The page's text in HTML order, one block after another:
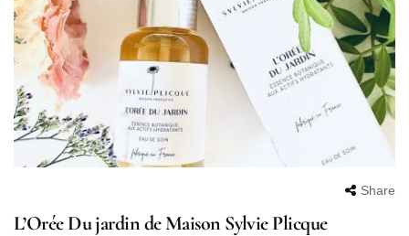
Share
L’Orée Du jardin de Maison Sylvie Plicque